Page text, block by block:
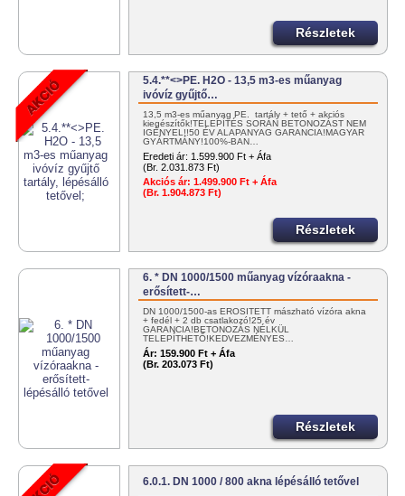
Részletek
5.4.**<>PE. H2O - 13,5 m3-es műanyag
ivóvíz gyűjtő…
13,5 m3-es műanyag PE. tartály + tető + akciós
kiegészítők!TELEPÍTÉS SORÁN BETONOZÁST NEM
IGÉNYEL!!50 ÉV ALAPANYAG GARANCIA!MAGYAR
GYÁRTMÁNY!100%-BAN…
Eredeti ár: 1.599.900 Ft + Áfa
(Br. 2.031.873 Ft)
Akciós ár: 1.499.900 Ft + Áfa
(Br. 1.904.873 Ft)
Részletek
6. * DN 1000/1500 műanyag vízóraakna -
erősített-…
DN 1000/1500-as ERŐSÍTETT mászható vízóra akna
+ fedél + 2 db csatlakozó!25 év
GARANCIA!BETONOZÁS NÉLKÜL
TELEPÍTHETŐ!KEDVEZMÉNYES…
Ár: 159.900 Ft + Áfa
(Br. 203.073 Ft)
Részletek
6.0.1. DN 1000 / 800 akna lépésálló tetővel